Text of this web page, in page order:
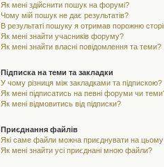
Як мені здійснити пошук на форумі?
Чому мій пошук не дає результатів?
В результаті пошуку я отримав порожню
Як мені знайти учасників форуму?
Як мені знайти власні повідомлення та теми?
Підписка на теми та закладки
У чому різниця між закладками та підпискою?
Як мені підписатись на певні форуми чи
Як мені відмовитись від підписки?
Приєднання файлів
Які саме файли можна приєднувати на
Як мені знайти усі приєднані мною файли?